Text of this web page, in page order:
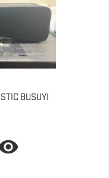
BUSUYI